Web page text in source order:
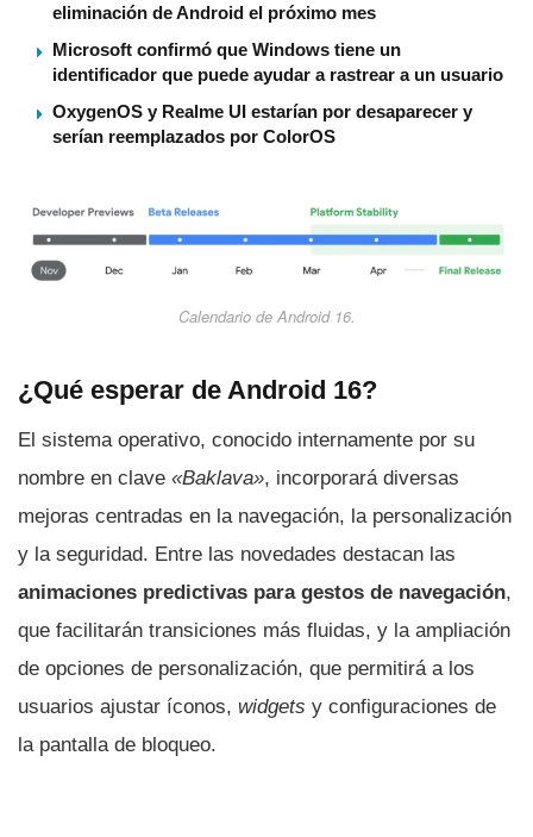
eliminación de Android el próximo mes
Microsoft confirmó que Windows tiene un
identificador que puede ayudar a rastrear a un usuario
OxygenOS y Realme UI estarían por desaparecer y
serían reemplazados por ColorOS
Calendario de Android 16.
¿Qué esperar de Android 16?
El sistema operativo, conocido internamente por su
nombre en clave «Baklava», incorporará diversas
mejoras centradas en la navegación, la personalización
y la seguridad. Entre las novedades destacan las
animaciones predictivas para gestos de navegación,
que facilitarán transiciones más fluidas, y la ampliación
de opciones de personalización, que permitirá a los
usuarios ajustar íconos, widgets y configuraciones de
la pantalla de bloqueo.